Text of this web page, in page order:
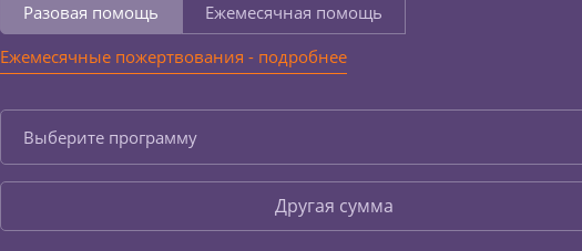
Разовая помощь
Ежемесячная помощь
Ежемесячные пожертвования - подробнее
Выберите программу
Другая сумма